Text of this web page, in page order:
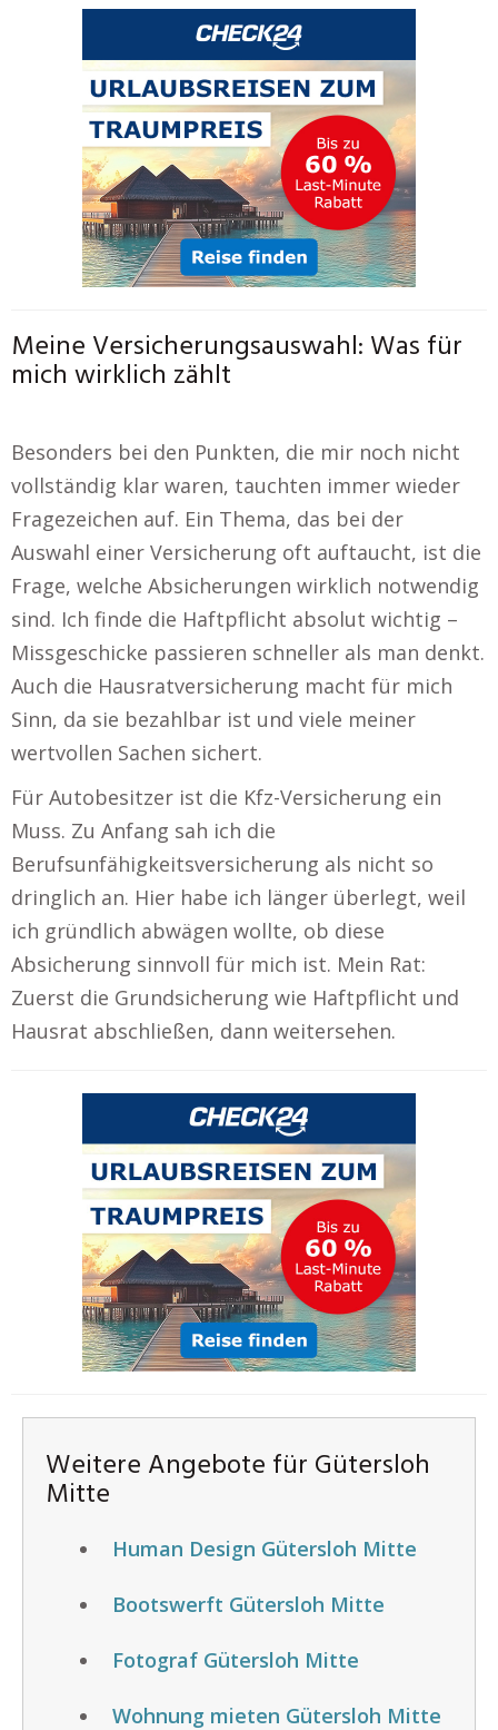
Meine Versicherungsauswahl: Was für
mich wirklich zählt
Besonders bei den Punkten, die mir noch nicht
vollständig klar waren, tauchten immer wieder
Fragezeichen auf. Ein Thema, das bei der
Auswahl einer Versicherung oft auftaucht, ist die
Frage, welche Absicherungen wirklich notwendig
sind. Ich finde die Haftpflicht absolut wichtig –
Missgeschicke passieren schneller als man denkt.
Auch die Hausratversicherung macht für mich
Sinn, da sie bezahlbar ist und viele meiner
wertvollen Sachen sichert.
Für Autobesitzer ist die Kfz-Versicherung ein
Muss. Zu Anfang sah ich die
Berufsunfähigkeitsversicherung als nicht so
dringlich an. Hier habe ich länger überlegt, weil
ich gründlich abwägen wollte, ob diese
Absicherung sinnvoll für mich ist. Mein Rat:
Zuerst die Grundsicherung wie Haftpflicht und
Hausrat abschließen, dann weitersehen.
Weitere Angebote für Gütersloh
Mitte
Human Design Gütersloh Mitte
Bootswerft Gütersloh Mitte
Fotograf Gütersloh Mitte
Wohnung mieten Gütersloh Mitte